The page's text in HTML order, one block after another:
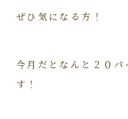
ぜひ気になる方！
今月だとなんと２０パ
す！